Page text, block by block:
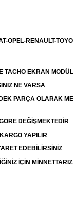
OPEL-RENAULT-
TACHO EKRAN
NE VARSA
PARÇA OLARAK
DEĞİŞMEKTEDİR
YAPILIR
EDEBİLİRSİNİZ
İÇİN